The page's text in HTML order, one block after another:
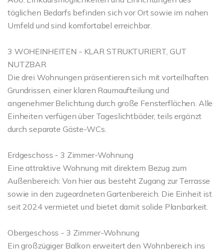
täglichen Bedarfs befinden sich vor Ort sowie im nahen
Umfeld und sind komfortabel erreichbar.
3 WOHEINHEITEN - KLAR STRUKTURIERT, GUT
NUTZBAR
Die drei Wohnungen präsentieren sich mit vorteilhaften
Grundrissen, einer klaren Raumaufteilung und
angenehmer Belichtung durch große Fensterflächen. Alle
Einheiten verfügen über Tageslichtbäder, teils ergänzt
durch separate Gäste-WCs.
Erdgeschoss - 3 Zimmer-Wohnung
Eine attraktive Wohnung mit direktem Bezug zum
Außenbereich: Von hier aus besteht Zugang zur Terrasse
sowie in den zugeordneten Gartenbereich. Die Einheit ist
seit 2024 vermietet und bietet damit solide Planbarkeit.
Obergeschoss - 3 Zimmer-Wohnung
Ein großzügiger Balkon erweitert den Wohnbereich ins